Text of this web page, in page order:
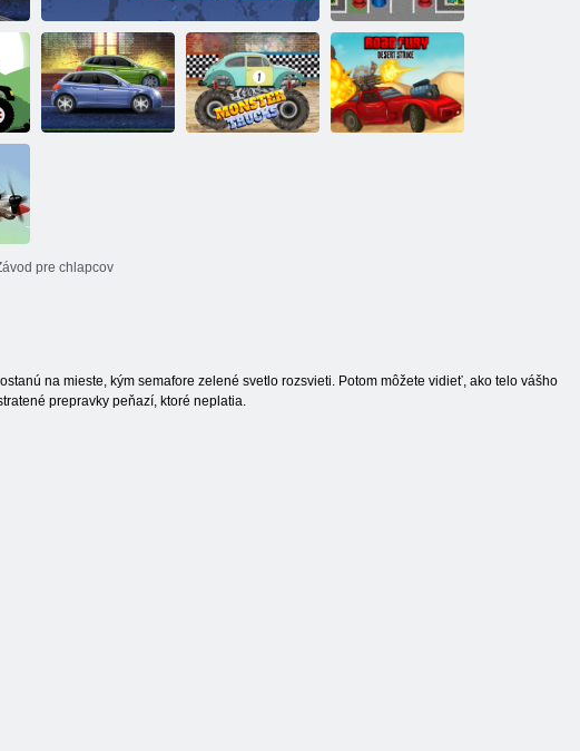
Vášeň pre
parkovanie
pre chlapcov
na mieste, kým semafore zelené svetlo rozsvieti. Potom môžete vidieť, ako telo vášho
prepravky peňazí, ktoré neplatia.